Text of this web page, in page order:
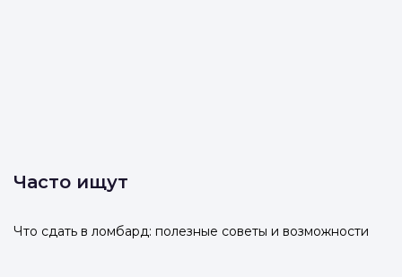
Часто ищут
Что сдать в ломбард: полезные советы и возможности